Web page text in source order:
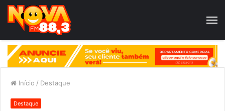
Início / Destaque
Destaque